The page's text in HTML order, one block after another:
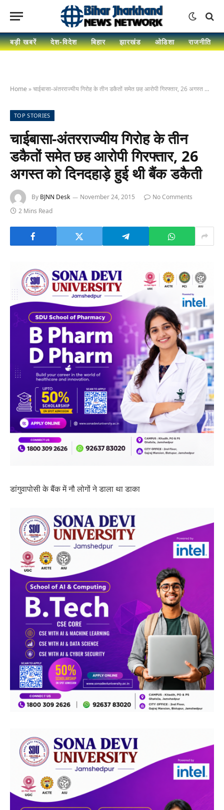
बड़ी खबरें देश-विदेश बिहार झारखंड ओडिशा राजनीति
Home »चाईबासा-अंतरराज्यीय गिरोह के तीन डकैतों समेत छह आरोपी गिरफ्तार, 26 अगस्त को दिनदहाड़े हुई थी बैंक डकैती
TOP STORIES
चाईबासा-अंतरराज्यीय गिरोह के तीन
डकैतों समेत छह आरोपी गिरफ्तार, 26
अगस्त को दिनदहाड़े हुई थी बैंक डकैती
By BJNN Desk November 24, 2015
No Comments
2 Mins Read
डांगुवापोसी के बैंक में नौ लोगों ने डाला था डाका